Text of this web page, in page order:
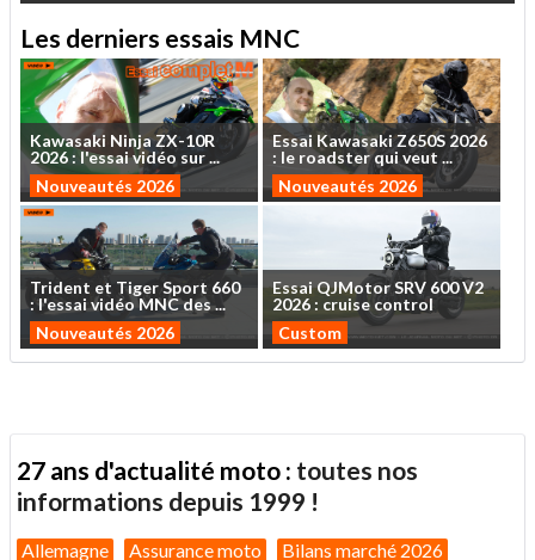
Les derniers essais MNC
Kawasaki NinjaZX-10R
2026: l'essaividéo sur...
Nouveautés 2026
Essai Kawasaki Z650S 2026
: le roadsterquiveut ...
Nouveautés 2026
Trident et TigerSport 660
: l'essaividéo MNCdes...
Nouveautés 2026
EssaiQJMotorSRV 600V2
2026 : cruise control
Custom
27 ans d'actualité moto : toutes nos
informations depuis 1999 !
Allemagne Assurance moto Bilans marché 2026